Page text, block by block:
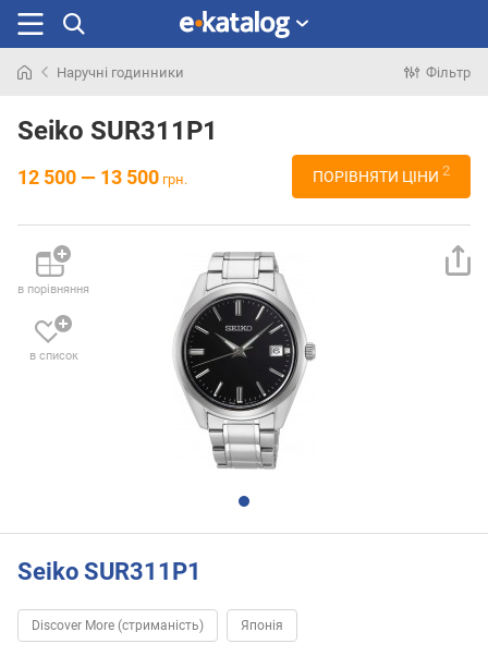
раніше
Наручні годинники Фільтр
Seiko SUR311P1
12 500 — 13 500 грн. ПОРІВНЯТИ ЦІНИ 2
в порівняння
в список
Seiko SUR311P1
Discover More (стриманість) Японія